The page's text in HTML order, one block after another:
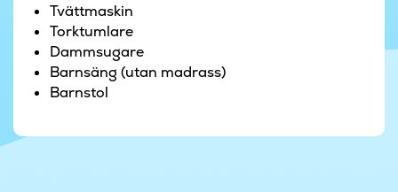
användas av områdets gäster.
Sommarhuset ligger i ett bilfritt område, vilket
innebär att det inte finns parkering vid huset,
utan på en gemensam parkeringsplats i
bilen på en vändplats vid huset.
Tvättmaskin
Torktumlare
Dammsugare
Barnsäng (utan madrass)
Barnstol